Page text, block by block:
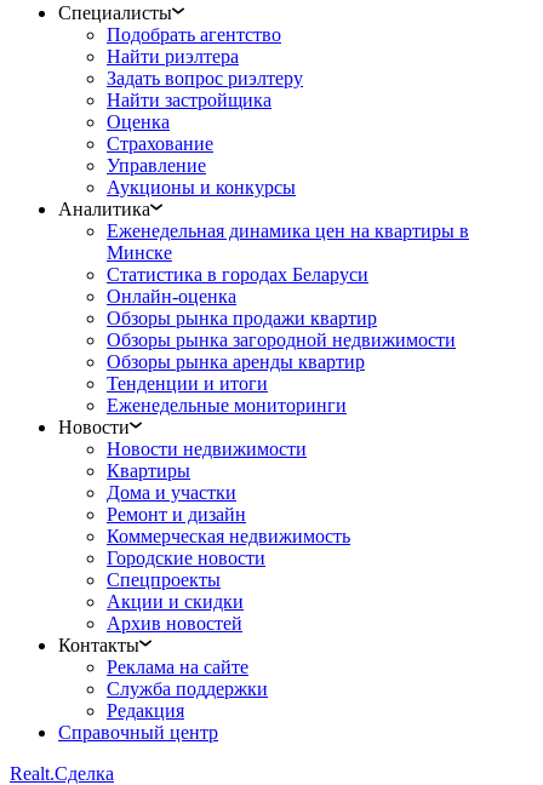
Специалисты
Подобрать агентство
Найти риэлтера
Задать вопрос риэлтеру
Найти застройщика
Оценка
Страхование
Управление
Аукционы и конкурсы
Аналитика
Еженедельная динамика цен на квартиры в
Минске
Статистика в городах Беларуси
Онлайн-оценка
Обзоры рынка продажи квартир
Обзоры рынка загородной недвижимости
Обзоры рынка аренды квартир
Тенденции и итоги
Еженедельные мониторинги
Новости
Новости недвижимости
Квартиры
Дома и участки
Ремонт и дизайн
Коммерческая недвижимость
Городские новости
Спецпроекты
Акции и скидки
Архив новостей
Контакты
Реклама на сайте
Служба поддержки
Редакция
Справочный центр
Realt.Сделка